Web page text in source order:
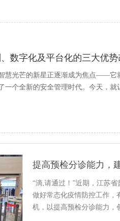
数字化及平台化的三大优
慧光芒的新星正逐渐成为焦点——它
一个全新的安全管理时代。今天，就
提高预检分诊能力，
“滴,请通过！”近期，江苏
做好常态化疫情防控工作，
机，以提高预检分诊能力